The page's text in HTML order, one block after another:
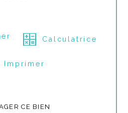
Calculatrice
Imprimer
CE BIEN